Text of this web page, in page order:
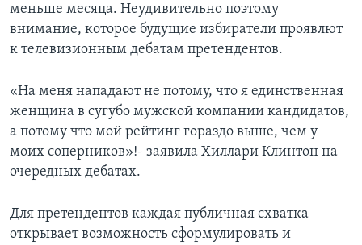
НЬЮ-ЙОРК NEW YORK
АМЕРИКА. БОЛЬШОЕ ПУТЕШЕСТВИЕ
ТЕСТЫ
ВИДЕО
ПОДПИСКА НА НОВОСТИ
Learning English
СОЦИАЛЬНЫЕ СЕТИ
меньше месяца. Неудивительно поэтому
внимание, которое будущие избиратели проявлют
к телевизионным дебатам претендентов.
«На меня нападают не потому, что я единственная
женщина в сугубо мужской компании кандидатов,
а потому что мой рейтинг гораздо выше, чем у
моих соперников»!- заявила Хиллари Клинтон на
очередных дебатах.
Для претендентов каждая публичная схватка
открывает возможность сформулировать и